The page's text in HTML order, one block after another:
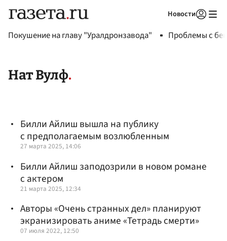
Новости
Покушение на главу "Уралдронзавода" Проблемы с
Нат Вулф
Билли Айлиш вышла на публику
с предполагаемым возлюбленным
27 марта 2025, 14:06
Билли Айлиш заподозрили в новом романе
с актером
21 марта 2025, 12:34
Авторы «Очень странных дел» планируют
экранизировать аниме «Тетрадь смерти»
07 июля 2022, 12:50